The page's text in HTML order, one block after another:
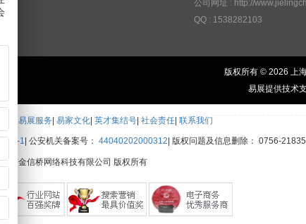
公司网址 : http://
QQ : 1538282103
版权所有 © 2026 上
易展提供技术
易展服务 易家文化 英才集结号 社会责任 联系我们
号-1 公安机关备案号： 44040202000312 版权问题及信息删除： 0756-
市金信桥网络科技有限公司 版权所有